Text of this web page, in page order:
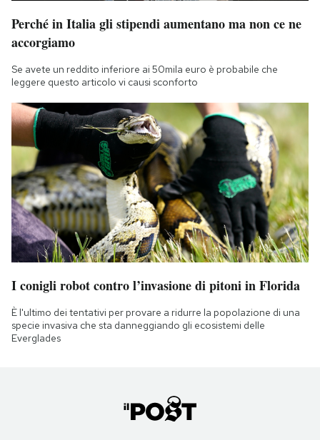
Perché in Italia gli stipendi aumentano ma non ce ne
accorgiamo
Se avete un reddito inferiore ai 50mila euro è probabile che
leggere questo articolo vi causi sconforto
I conigli robot contro l’invasione di pitoni in Florida
È l'ultimo dei tentativi per provare a ridurre la popolazione di una
specie invasiva che sta danneggiando gli ecosistemi delle
Everglades